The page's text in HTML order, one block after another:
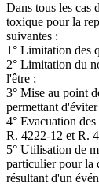
Dans tous les cas
toxique pour la
suivantes :
1° Limitation des
2° Limitation du
l'être ;
3° Mise au point
permettant
4° Evacuation
R. 4222-12 et R.
5° Utilisation de
particulier pour la
résultant d'un